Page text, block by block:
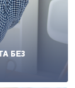
БЕЗ